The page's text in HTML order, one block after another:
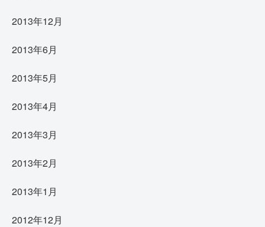
2013年12月
2013年6月
2013年5月
2013年4月
2013年3月
2013年2月
2013年1月
2012年12月